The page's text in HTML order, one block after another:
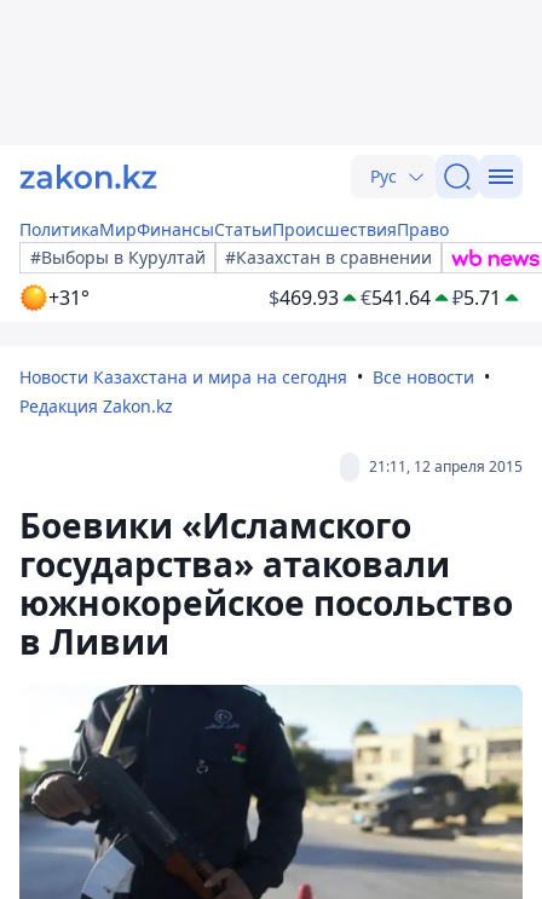
Рус
ПолитикаМирФинансыСтатьиПроисшествияПраво
#Выборы в Курултай
#Казахстан в сравнении
+31° $469.93 €541.64 ₽5.71
Новости Казахстана и мира на сегодня
Все новости
Редакция Zakon.kz
21:11, 12 апреля 2015
Боевики «Исламского
государства» атаковали
южнокорейское посольство
в Ливии